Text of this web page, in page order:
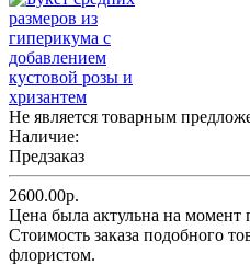
Не является товарным
Наличие:
Предзаказ
2600.00р.
Цена была актульна на момент
Cтоимость заказа подобного
флористом.